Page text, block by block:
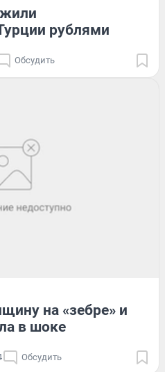
рублями
Обсудить
на «зебре» и
в шоке
Обсудить